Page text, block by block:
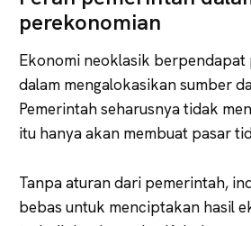
perekonomian
Ekonomi neoklasik berpendapat
dalam mengalokasikan sumber
Pemerintah seharusnya tidak
itu hanya akan membuat pasar
Tanpa aturan dari pemerintah,
bebas untuk menciptakan hasil